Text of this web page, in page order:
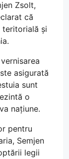
Zsolt,
că
teritorială și
asigurată
sunt
o
națiune.
pentru
Semjen
legii